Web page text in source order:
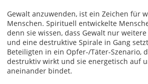
Gewalt anzuwenden, ist ein Zeichen für
Menschen. Spirituell entwickelte
denn sie wissen, dass Gewalt nur
und eine destruktive Spirale in Gang
Beteiligten in ein Opfer-/Täter-Szenario,
destruktiv wirkt und sie energetisch auf
aneinander bindet.